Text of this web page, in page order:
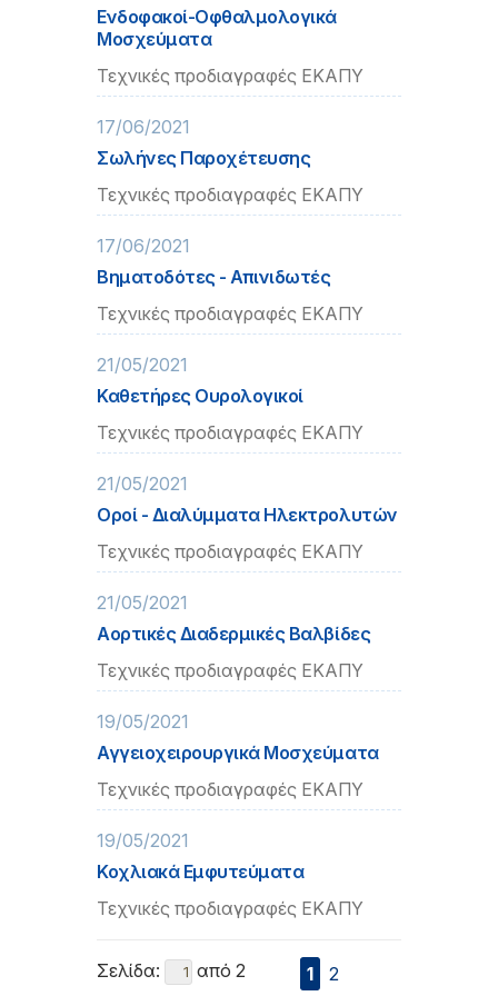
Ενδοφακοί-Οφθαλμολογικά
Μοσχεύματα
Τεχνικές προδιαγραφές ΕΚΑΠΥ
17/06/2021
Σωλήνες Παροχέτευσης
Τεχνικές προδιαγραφές ΕΚΑΠΥ
17/06/2021
Βηματοδότες - Απινιδωτές
Τεχνικές προδιαγραφές ΕΚΑΠΥ
21/05/2021
Καθετήρες Ουρολογικοί
Τεχνικές προδιαγραφές ΕΚΑΠΥ
21/05/2021
Οροί - Διαλύμματα Ηλεκτρολυτών
Τεχνικές προδιαγραφές ΕΚΑΠΥ
21/05/2021
Αορτικές Διαδερμικές Βαλβίδες
Τεχνικές προδιαγραφές ΕΚΑΠΥ
19/05/2021
Αγγειοχειρουργικά Μοσχεύματα
Τεχνικές προδιαγραφές ΕΚΑΠΥ
19/05/2021
Κοχλιακά Εμφυτεύματα
Τεχνικές προδιαγραφές ΕΚΑΠΥ
Σελίδα: από 2 1 2